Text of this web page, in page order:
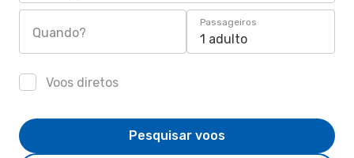
Quando?
Passageiros
1 adulto
Voos diretos
Pesquisar voos